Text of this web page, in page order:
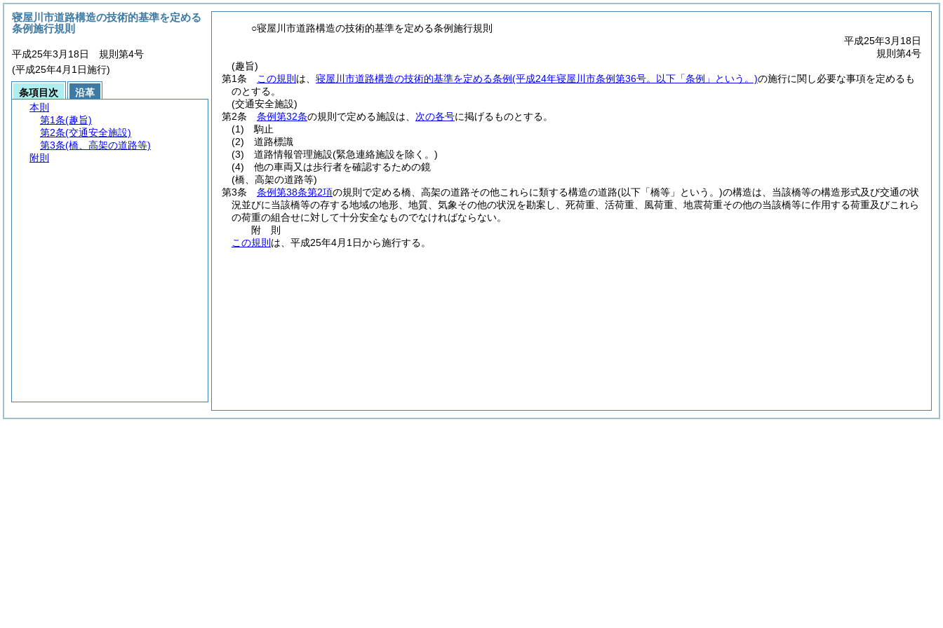
○寝屋川市道路構造の技術的基準を定める条例施行規則
平成25年3月18日
規則第4号
(趣旨)
第1条
この規則 は、 寝屋川市道路構造の技術的基準を定める条例(平成24年寝屋川市条例第36号。以下「条例」という。)の施行に関し必要な事項を定めるも
のとする。
(交通安全施設)
第2条
条例第32条の規則で定める施設は、 次の各号に掲げるものとする。
(1)
駒止
(2)
道路標識
(3)
道路情報管理施設(緊急連絡施設を除く。)
(4)
他の車両又は歩行者を確認するための鏡
(橋、高架の道路等)
第3条
条例第38条第2項の規則で定める橋、高架の道路その他これらに類する構造の道路(以下「橋等」という。)の構造は、当該橋等の構造形式及び交通の状
況並びに当該橋等の存する地域の地形、地質、気象その他の状況を勘案し、死荷重、活荷重、風荷重、地震荷重その他の当該橋等に作用する荷重及びこれら
の荷重の組合せに対して十分安全なものでなければならない。
附 則
この規則 は、平成25年4月1日から施行する。
寝屋川市道路構造の技術的基準を定める
条例施行規則
平成25年3月18日 規則第4号
(平成25年4月1日施行)
条項目次
沿革
本則
第1条(趣旨)
第2条(交通安全施設)
第3条(橋、高架の道路等)
附則